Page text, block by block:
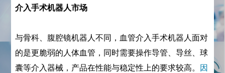
介入手术机器人市场
与骨科、腹腔镜机器人不同，血管介入手术机器人面对
的是更脆弱的人体血管，同时需要操作导管、导丝、球
囊等介入器械，产品在性能与稳定性上的要求较高。 因